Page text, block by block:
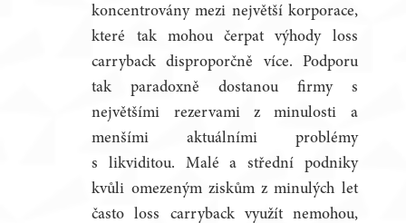
koncentrovány mezi největší korporace,
které tak mohou čerpat výhody loss
carryback disproporčně více. Podporu
tak paradoxně dostanou firmy s
největšími rezervami z minulosti a
menšími aktuálními problémy
s likviditou. Malé a střední podniky
kvůli omezeným ziskům z minulých let
často loss carryback využít nemohou,